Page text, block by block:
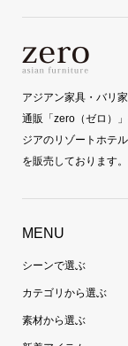
アジアン家具・バリ
通販「zero（ゼロ）
ジアのリゾートホテ
を販売しております。
MENU
シーンで選ぶ
カテゴリから選ぶ
素材から選ぶ